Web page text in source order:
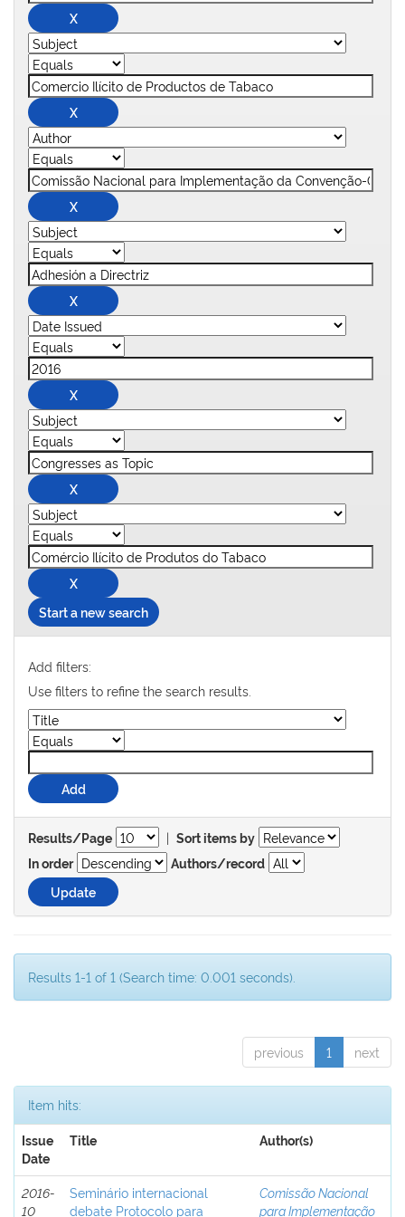
Start a new search
Add filters:
Use filters to refine the search results.
Results/Page | Sort items by
In order
Authors/record
Results 1-1 of 1 (Search time: 0.001 seconds).
previous 1 next
Item hits:
Issue
Date
Title Author(s)
2016-
10
Seminário internacional
debate Protocolo para
Comissão Nacional
para Implementação